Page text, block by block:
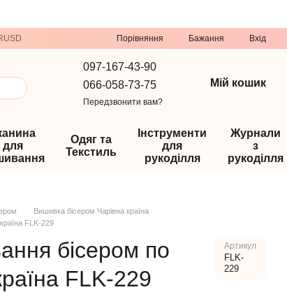
USD Порівняння Бажання Вхід
097-167-43-90
066-058-73-75
Передзвонити вам?
Мій кошик
для
Одяг та
Текстиль
Інструменти
для
рукоділля
Журнали
з
рукоділля
Вишивка бісером Чарівна країна
FLK-229
бісером по
FLK-229
Артикул
FLK-
229